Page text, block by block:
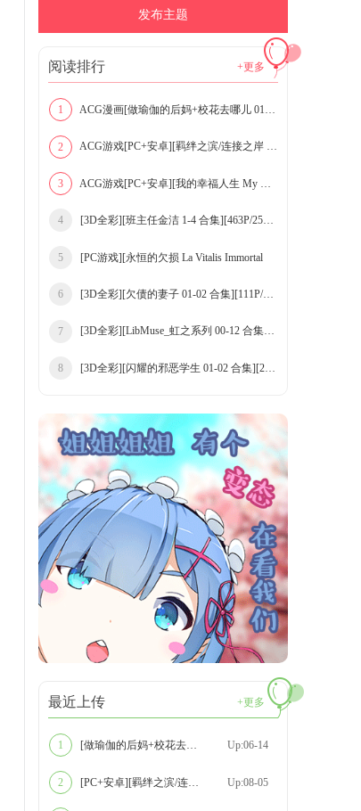
发布主题
阅读排行 +更多
1 ACG漫画[做瑜伽的后妈+校花去哪儿 01-08+湮花录 合
2 ACG游戏[PC+安卓][羁绊之滨/连接之岸 Shores of Co
3 ACG游戏[PC+安卓][我的幸福人生 My Happy Life v1.
4 [3D全彩][班主任金洁 1-4 合集][463P/258MB
5 [PC游戏][永恒的欠损 La Vitalis Immortal
6 [3D全彩][欠债的妻子 01-02 合集][111P/182
7 [3D全彩][LibMuse_虹之系列 00-12 合集][14
8 [3D全彩][闪耀的邪恶学生 01-02 合集][211P
最近上传 +更多
1 [做瑜伽的后妈+校花去哪儿 01-08+湮花录 合 Up:06-14
2 [PC+安卓][羁绊之滨/连接之岸 Shores of Co Up:08-05